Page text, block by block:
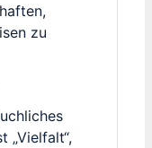
zu
„Vielfalt“,